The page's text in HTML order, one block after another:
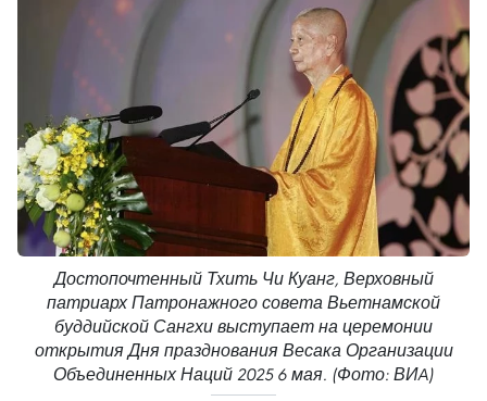
Достопочтенный Тхить Чи Куанг, Верховный
патриарх Патронажного совета Вьетнамской
буддийской Сангхи выступает на церемонии
открытия Дня празднования Весака Организации
Объединенных Наций 2025 6 мая. (Фото: ВИA)